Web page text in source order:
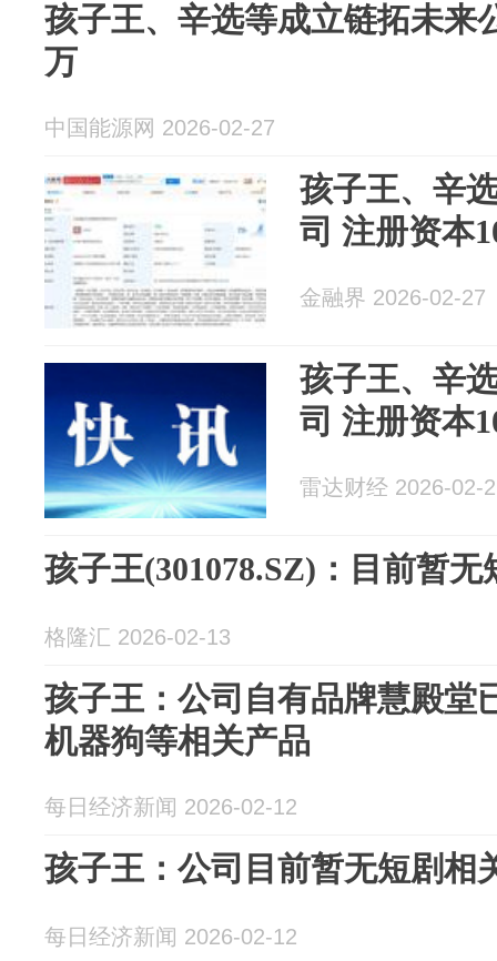
孩子王、辛选等成立链拓未来
万
中国能源网 2026-02-27
孩子王、辛
司 注册资本
金融界 2026-02-27
孩子王、辛
司 注册资本
雷达财经 2026-02-
孩子王(301078.SZ)：目前暂
格隆汇 2026-02-13
孩子王：公司自有品牌慧殿堂
机器狗等相关产品
每日经济新闻 2026-02-12
孩子王：公司目前暂无短剧相
每日经济新闻 2026-02-12